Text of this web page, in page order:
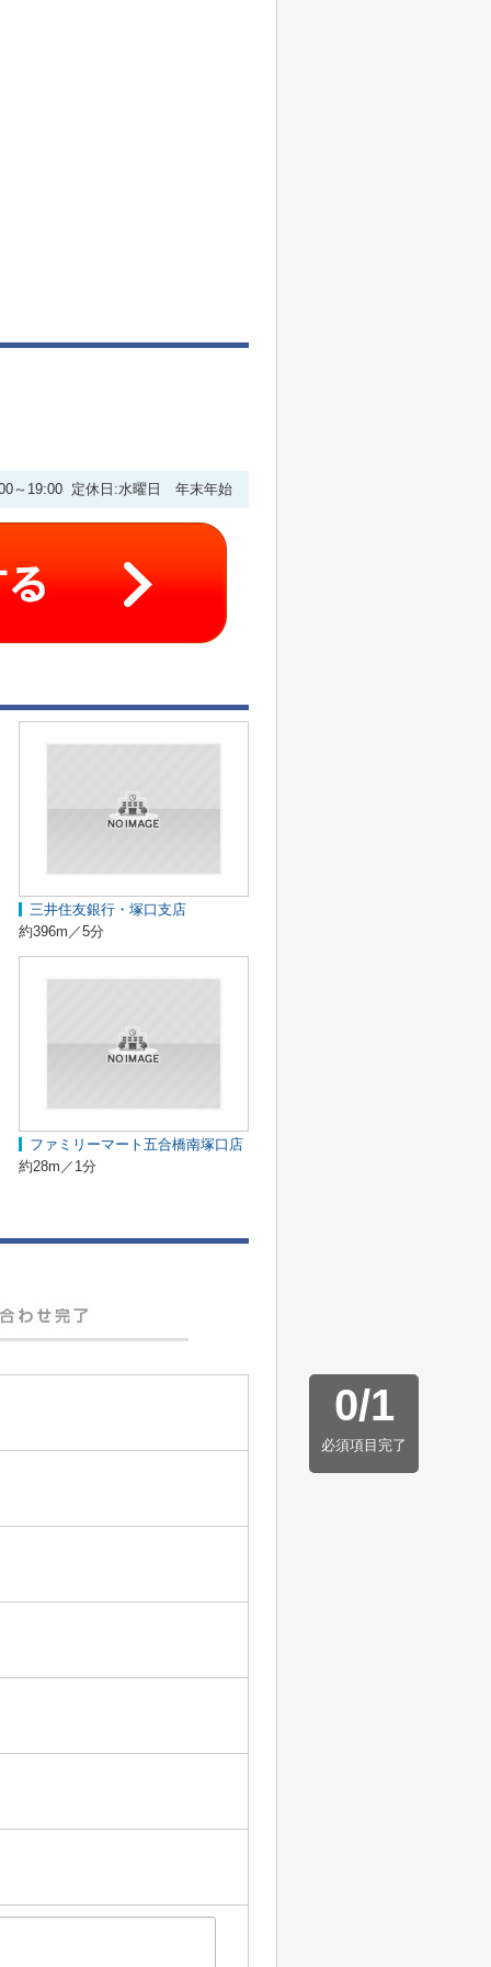
～19:00 定休日:水曜日 年末年始
三井住友銀行・塚口支店
約396m／5分
ファミリーマート五合橋南塚口店
約28m／1分
0/1
必須項目完了